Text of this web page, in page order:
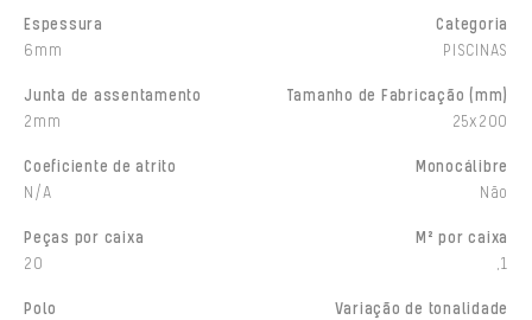
Espessura
6mm
Categoria
PISCINAS
Junta de assentamento
2mm
Tamanho de Fabricação (mm)
25x200
Coeficiente de atrito
N/A
Monocálibre
Não
Peças por caixa
20
M² por caixa
,1
Polo
Variação de tonalidade